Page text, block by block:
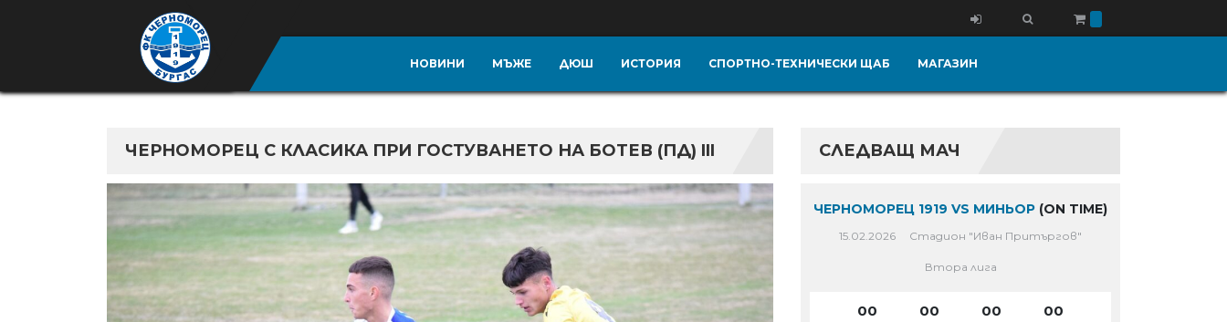
НОВИНИ МЪЖЕ ДЮШ ИСТОРИЯ СПОРТНО-ТЕХНИЧЕСКИ ЩАБ МАГАЗИН
ЧЕРНОМОРЕЦ С КЛАСИКА ПРИ ГОСТУВАНЕТО НА БОТЕВ (ПД) III СЛЕДВАЩ МАЧ
ЧЕРНОМОРЕЦ 1919 VS МИНЬОР (ON TIME)
15.02.2026 Стадион "Иван Притъргов"
Втора лига
00 00 00 00